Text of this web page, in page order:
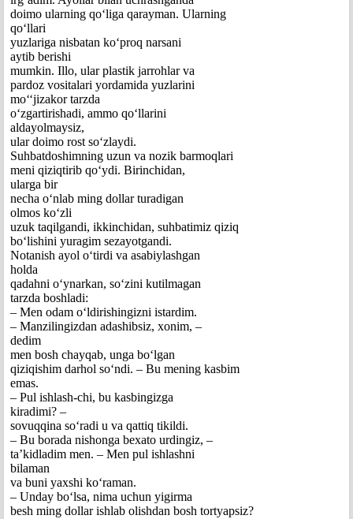
doimo ularning qo‘liga qarayman. Ularning
qo‘llari
yuzlariga nisbatan ko‘proq narsani
aytib berishi
mumkin. Illo, ular plastik jarrohlar va
pardoz vositalari yordamida yuzlarini
mo‘‘jizakor tarzda
o‘zgartirishadi, ammo qo‘llarini
aldayolmaysiz,
ular doimo rost so‘zlaydi.
Suhbatdoshimning uzun va nozik barmoqlari
meni qiziqtirib qo‘ydi. Birinchidan,
ularga bir
necha o‘nlab ming dollar turadigan
olmos ko‘zli
uzuk taqilgandi, ikkinchidan, suhbatimiz qiziq
bo‘lishini yuragim sezayotgandi.
Notanish ayol o‘tirdi va asabiylashgan
holda
qadahni o‘ynarkan, so‘zini kutilmagan
tarzda boshladi:
– Men odam o‘ldirishingizni istardim.
– Manzilingizdan adashibsiz, xonim, –
dedim
men bosh chayqab, unga bo‘lgan
qiziqishim darhol so‘ndi. – Bu mening kasbim
emas.
– Pul ishlash-chi, bu kasbingizga
kiradimi? –
sovuqqina so‘radi u va qattiq tikildi.
– Bu borada nishonga bexato urdingiz, –
ta’kidladim men. – Men pul ishlashni
bilaman
va buni yaxshi ko‘raman.
– Unday bo‘lsa, nima uchun yigirma
besh ming dollar ishlab olishdan bosh tortyapsiz?